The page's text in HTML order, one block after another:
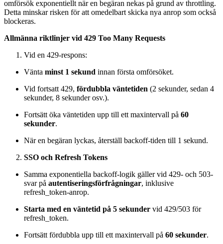
omförsök exponentiellt när en begäran nekas på grund av throttling.
Detta minskar risken för att omedelbart skicka nya anrop som också
blockeras.
Allmänna riktlinjer vid 429 Too Many Requests
Vid en 429-respons:
Vänta minst 1 sekund innan första omförsöket.
Vid fortsatt 429, fördubbla väntetiden (2 sekunder, sedan 4
sekunder, 8 sekunder osv.).
Fortsätt öka väntetiden upp till ett maxintervall på 60
sekunder.
När en begäran lyckas, återställ backoff-tiden till 1 sekund.
SSO och Refresh Tokens
Samma exponentiella backoff-logik gäller vid 429- och 503-
svar på autentiseringsförfrågningar, inklusive
refresh_token-anrop.
Starta med en väntetid på 5 sekunder vid 429/503 för
refresh_token.
Fortsätt fördubbla upp till ett maxintervall på 60 sekunder.